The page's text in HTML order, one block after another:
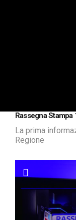
Rassegna
La prima
Regione